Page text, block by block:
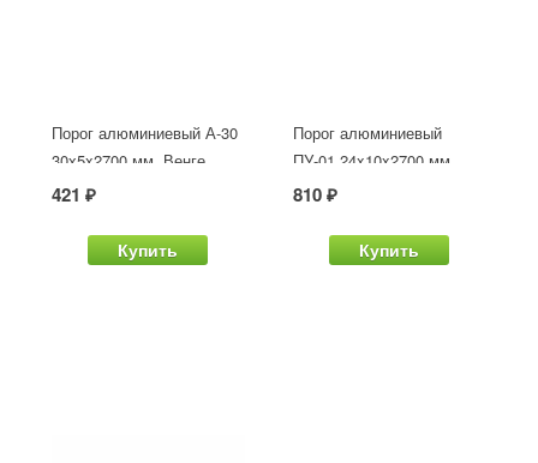
Порог алюминиевый А-30
30х5x2700 мм, Венге
421 ₽
Купить
Порог алюминиевый
ПУ-01 24x10x2700 мм,
окрашенный в черный
810 ₽
Купить